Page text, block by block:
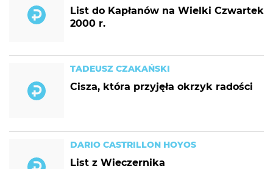
List do Kapłanów na Wielki Czwartek
2000 r.
TADEUSZ CZAKAŃSKI
Cisza, która przyjęła okrzyk radości
DARIO CASTRILLON HOYOS
List z Wieczernika